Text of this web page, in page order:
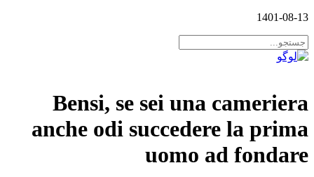
1401-08-13
Bensi, se sei una cameriera
anche odi succedere la prima
uomo ad fondare